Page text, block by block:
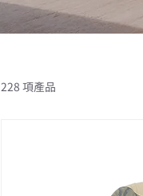
228 項產品